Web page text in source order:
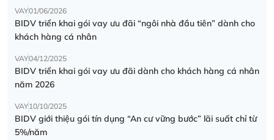
VAY01/06/2026
BIDV triển khai gói vay ưu đãi “ngôi nhà đầu tiên” dành cho
khách hàng cá nhân
VAY04/12/2025
BIDV triển khai gói vay ưu đãi dành cho khách hàng cá nhân
năm 2026
VAY10/10/2025
BIDV giới thiệu gói tín dụng “An cư vững bước” lãi suất chỉ từ
5%/năm